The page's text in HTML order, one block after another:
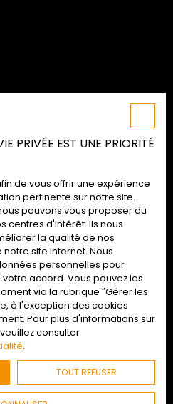
74
en agences
Duret : Tous droits réservés
PRIVÉE EST UNE PRIORITÉ
de vous offrir une expérience
pertinente sur notre site.
pouvons vous proposer du
centres d'intérêt. Ils nous
la qualité de nos
site internet. Nous
personnelles pour
accord. Vous pouvez les
via la rubrique ″Gérer les
à l'exception des cookies
Pour plus d'informations sur
consulter
.
TOUT REFUSER